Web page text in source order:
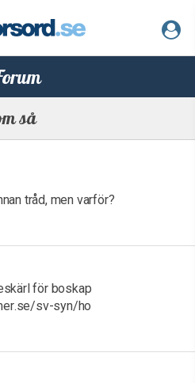
så
tråd, men varför?
för boskap
sv-syn/ho